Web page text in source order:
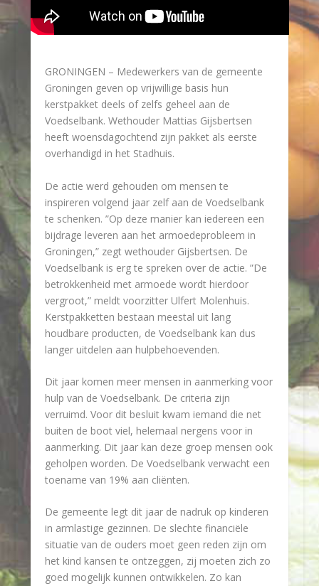
GRONINGEN – Medewerkers van de gemeente
Groningen geven op vrijwillige basis hun
kerstpakket deels of zelfs geheel aan de
Voedselbank. Wethouder Mattias Gijsbertsen
heeft woensdagochtend zijn pakket als eerste
overhandigd in het Stadhuis.
De actie werd gehouden om mensen te
inspireren volgend jaar zelf aan de Voedselbank
te schenken. ”Op deze manier kan iedereen een
bijdrage leveren aan het armoedeprobleem in
Groningen,” zegt wethouder Gijsbertsen. De
Voedselbank is erg te spreken over de actie. ”De
betrokkenheid met armoede wordt hierdoor
vergroot,” meldt voorzitter Ulfert Molenhuis.
Kerstpakketten bestaan meestal uit lang
houdbare producten, de Voedselbank kan dus
langer uitdelen aan hulpbehoevenden.
Dit jaar komen meer mensen in aanmerking voor
hulp van de Voedselbank. De criteria zijn
verruimd. Voor dit besluit kwam iemand die net
buiten de boot viel, helemaal nergens voor in
aanmerking. Dit jaar kan deze groep mensen ook
geholpen worden. De Voedselbank verwacht een
toename van 19% aan cliënten.
De gemeente legt dit jaar de nadruk op kinderen
in armlastige gezinnen. De slechte financiële
situatie van de ouders moet geen reden zijn om
het kind kansen te ontzeggen, zij moeten zich zo
goed mogelijk kunnen ontwikkelen. Zo kan